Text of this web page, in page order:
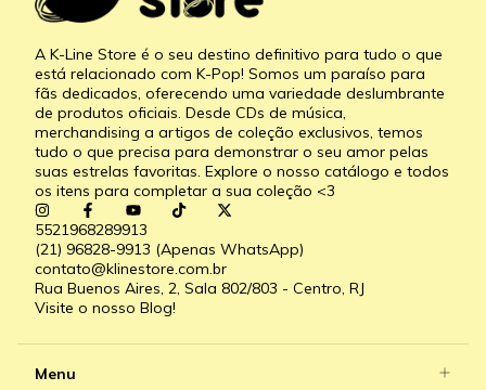
A K-Line Store é o seu destino definitivo para tudo o que
está relacionado com K-Pop! Somos um paraíso para
fãs dedicados, oferecendo uma variedade deslumbrante
de produtos oficiais. Desde CDs de música,
merchandising a artigos de coleção exclusivos, temos
tudo o que precisa para demonstrar o seu amor pelas
suas estrelas favoritas. Explore o nosso catálogo e todos
os itens para completar a sua coleção <3
5521968289913
(21) 96828-9913 (Apenas WhatsApp)
contato@klinestore.com.br
Rua Buenos Aires, 2, Sala 802/803 - Centro, RJ
Visite o nosso Blog!
Menu